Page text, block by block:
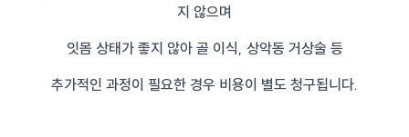
지 않으며
잇몸 상태가 좋지 않아 골 이식, 상악동 거상술 등
추가적인 과정이 필요한 경우 비용이 별도 청구됩니다.